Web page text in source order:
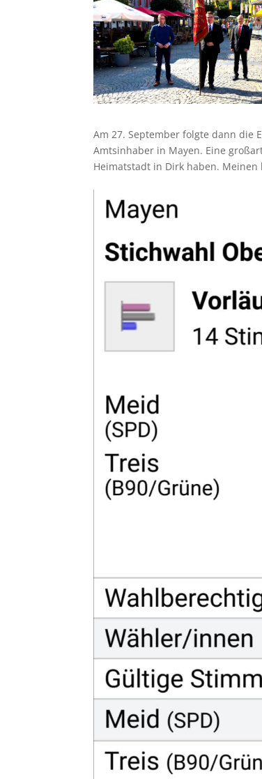
Am 27. September folgte dann die
Amtsinhaber in Mayen. Eine
Heimatstadt in Dirk haben. Meinen